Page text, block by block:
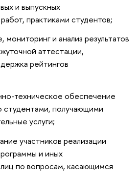
и выпускных
практиками студентов;
и анализ результатов
аттестации,
рейтингов
техническое обеспечение
студентами, получающими
услуги;
участников реализации
и иных
по вопросам, касающимся